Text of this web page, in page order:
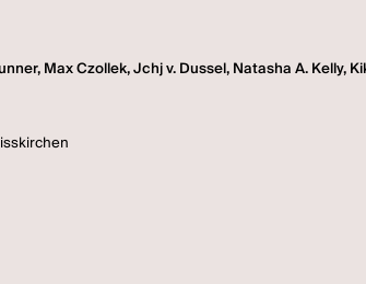
Max Czollek, Jchj v. Dussel, Natasha A. Kelly,